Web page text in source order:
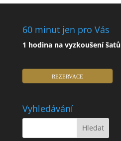
60 minut jen pro Vás
1 hodina na vyzkoušení šatů
REZERVACE
Vyhledávání